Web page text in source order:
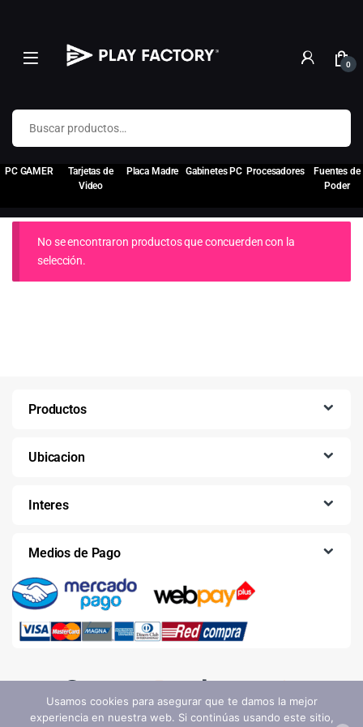
0
Buscar por:
PC GAMER
Tarjetas de
Video
Placa Madre Gabinetes PC Procesadores
Fuentes de
Poder
No se encontraron productos que concuerden con la
selección.
Productos
Ubicacion
Interes
Medios de Pago
Usamos cookies para asegurar que te damos la mejor
experiencia en nuestra web. Si continúas usando este sitio,